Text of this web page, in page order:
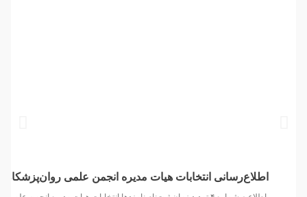
اطلاع‌رسانی انتخابات هیات مدیره انجمن علمی روان‌پزشکان